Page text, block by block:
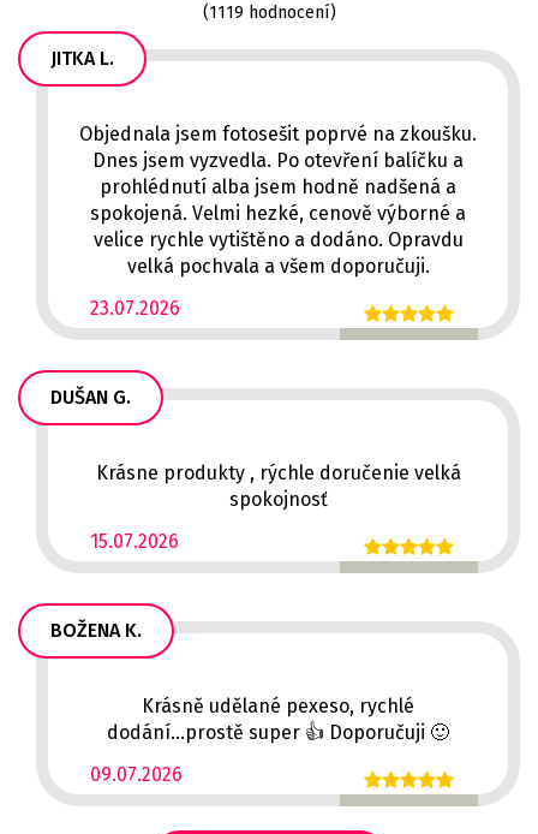
(1119 hodnocení)
JITKA L.
23.07.2026
Objednala jsem fotosešit poprvé na zkoušku.
Dnes jsem vyzvedla. Po otevření balíčku a
prohlédnutí alba jsem hodně nadšená a
spokojená. Velmi hezké, cenově výborné a
velice rychle vytištěno a dodáno. Opravdu
velká pochvala a všem doporučuji.
DUŠAN G.
15.07.2026
Krásne produkty , rýchle doručenie velká
spokojnosť
BOŽENA K.
09.07.2026
Krásně udělané pexeso, rychlé
dodání...prostě super 👍 Doporučuji 🙂